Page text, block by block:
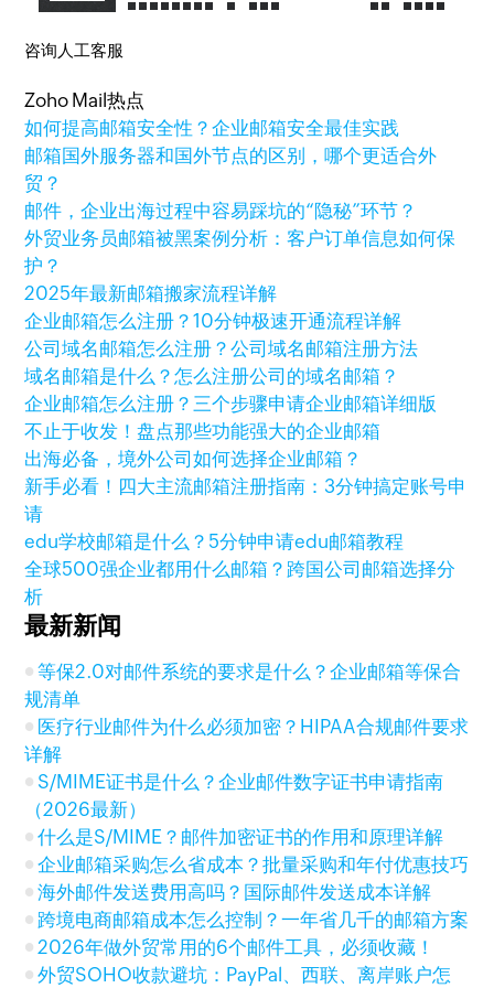
咨询人工客服
Zoho Mail热点
如何提高邮箱安全性？企业邮箱安全最佳实践
邮箱国外服务器和国外节点的区别，哪个更适合外
贸？
邮件，企业出海过程中容易踩坑的“隐秘”环节？
外贸业务员邮箱被黑案例分析：客户订单信息如何保
护？
2025年最新邮箱搬家流程详解
企业邮箱怎么注册？10分钟极速开通流程详解
公司域名邮箱怎么注册？公司域名邮箱注册方法
域名邮箱是什么？怎么注册公司的域名邮箱？
企业邮箱怎么注册？三个步骤申请企业邮箱详细版
不止于收发！盘点那些功能强大的企业邮箱
出海必备，境外公司如何选择企业邮箱？
新手必看！四大主流邮箱注册指南：3分钟搞定账号申
请
edu学校邮箱是什么？5分钟申请edu邮箱教程
全球500强企业都用什么邮箱？跨国公司邮箱选择分
析
最新新闻
等保2.0对邮件系统的要求是什么？企业邮箱等保合
规清单
医疗行业邮件为什么必须加密？HIPAA合规邮件要求
详解
S/MIME证书是什么？企业邮件数字证书申请指南
（2026最新）
什么是S/MIME？邮件加密证书的作用和原理详解
企业邮箱采购怎么省成本？批量采购和年付优惠技巧
海外邮件发送费用高吗？国际邮件发送成本详解
跨境电商邮箱成本怎么控制？一年省几千的邮箱方案
2026年做外贸常用的6个邮件工具，必须收藏！
外贸SOHO收款避坑：PayPal、西联、离岸账户怎